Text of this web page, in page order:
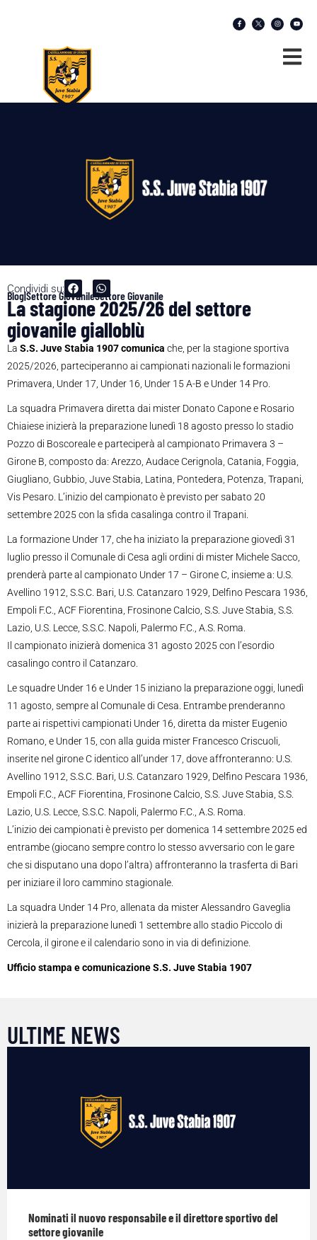
Condividi su:
Blog|Settore GiovanileSettore Giovanile
La stagione 2025/26 del settore
giovanile gialloblù
La S.S. Juve Stabia 1907 comunica che, per la stagione sportiva
2025/2026, parteciperanno ai campionati nazionali le formazioni
Primavera, Under 17, Under 16, Under 15 A-B e Under 14 Pro.
La squadra Primavera diretta dai mister Donato Capone e Rosario
Chiaiese inizierà la preparazione lunedì 18 agosto presso lo stadio
Pozzo di Boscoreale e parteciperà al campionato Primavera 3 –
Girone B, composto da: Arezzo, Audace Cerignola, Catania, Foggia,
Giugliano, Gubbio, Juve Stabia, Latina, Pontedera, Potenza, Trapani,
Vis Pesaro. L’inizio del campionato è previsto per sabato 20
settembre 2025 con la sfida casalinga contro il Trapani.
La formazione Under 17, che ha iniziato la preparazione giovedì 31
luglio presso il Comunale di Cesa agli ordini di mister Michele Sacco,
prenderà parte al campionato Under 17 – Girone C, insieme a: U.S.
Avellino 1912, S.S.C. Bari, U.S. Catanzaro 1929, Delfino Pescara 1936,
Empoli F.C., ACF Fiorentina, Frosinone Calcio, S.S. Juve Stabia, S.S.
Lazio, U.S. Lecce, S.S.C. Napoli, Palermo F.C., A.S. Roma.
Il campionato inizierà domenica 31 agosto 2025 con l’esordio
casalingo contro il Catanzaro.
Le squadre Under 16 e Under 15 iniziano la preparazione oggi, lunedì
11 agosto, sempre al Comunale di Cesa. Entrambe prenderanno
parte ai rispettivi campionati Under 16, diretta da mister Eugenio
Romano, e Under 15, con alla guida mister Francesco Criscuoli,
inserite nel girone C identico all’under 17, dove affronteranno: U.S.
Avellino 1912, S.S.C. Bari, U.S. Catanzaro 1929, Delfino Pescara 1936,
Empoli F.C., ACF Fiorentina, Frosinone Calcio, S.S. Juve Stabia, S.S.
Lazio, U.S. Lecce, S.S.C. Napoli, Palermo F.C., A.S. Roma.
L’inizio dei campionati è previsto per domenica 14 settembre 2025 ed
entrambe (giocano sempre contro lo stesso avversario con le gare
che si disputano una dopo l’altra) affronteranno la trasferta di Bari
per iniziare il loro cammino stagionale.
La squadra Under 14 Pro, allenata da mister Alessandro Gaveglia
inizierà la preparazione lunedì 1 settembre allo stadio Piccolo di
Cercola, il girone e il calendario sono in via di definizione.
Ufficio stampa e comunicazione S.S. Juve Stabia 1907
ULTIME NEWS
Nominati il nuovo responsabile e il direttore sportivo del
settore giovanile